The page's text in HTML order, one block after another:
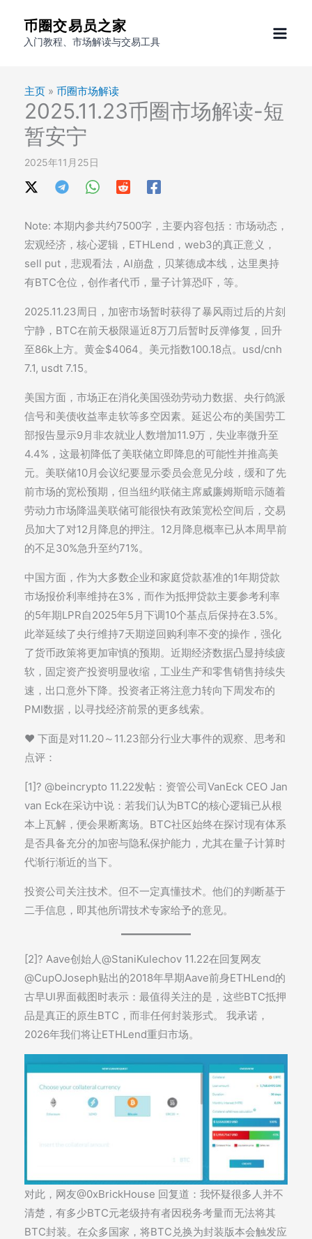
币圈交易员之家
入门教程、市场解读与交易工具
主页 » 币圈市场解读
2025.11.23币圈市场解读-短
暂安宁
2025年11月25日
Note: 本期内参共约7500字，主要内容包括：市场动态，
宏观经济，核心逻辑，ETHLend，web3的真正意义，
sell put，悲观看法，AI崩盘，贝莱德成本线，达里奥持
有BTC仓位，创作者代币，量子计算恐吓，等。
2025.11.23周日，加密市场暂时获得了暴风雨过后的片刻
宁静，BTC在前天极限逼近8万刀后暂时反弹修复，回升
至86k上方。黄金$4064。美元指数100.18点。usd/cnh
7.1, usdt 7.15。
美国方面，市场正在消化美国强劲劳动力数据、央行鸽派
信号和美债收益率走软等多空因素。延迟公布的美国劳工
部报告显示9月非农就业人数增加11.9万，失业率微升至
4.4%，这最初降低了美联储立即降息的可能性并推高美
元。美联储10月会议纪要显示委员会意见分歧，缓和了先
前市场的宽松预期，但当纽约联储主席威廉姆斯暗示随着
劳动力市场降温美联储可能很快有政策宽松空间后，交易
员加大了对12月降息的押注。12月降息概率已从本周早前
的不足30%急升至约71%。
中国方面，作为大多数企业和家庭贷款基准的1年期贷款
市场报价利率维持在3%，而作为抵押贷款主要参考利率
的5年期LPR自2025年5月下调10个基点后保持在3.5%。
此举延续了央行维持7天期逆回购利率不变的操作，强化
了货币政策将更加审慎的预期。近期经济数据凸显持续疲
软，固定资产投资明显收缩，工业生产和零售销售持续失
速，出口意外下降。投资者正将注意力转向下周发布的
PMI数据，以寻找经济前景的更多线索。
♥️ 下面是对11.20～11.23部分行业大事件的观察、思考和
点评：
[1]? @beincrypto 11.22发帖：资管公司VanEck CEO Jan
van Eck在采访中说：若我们认为BTC的核心逻辑已从根
本上瓦解，便会果断离场。BTC社区始终在探讨现有体系
是否具备充分的加密与隐私保护能力，尤其在量子计算时
代渐行渐近的当下。
投资公司关注技术。但不一定真懂技术。他们的判断基于
二手信息，即其他所谓技术专家给予的意见。
[2]? Aave创始人@StaniKulechov 11.22在回复网友
@CupOJoseph贴出的2018年早期Aave前身ETHLend的
古早UI界面截图时表示：最值得关注的是，这些BTC抵押
品是真正的原生BTC，而非任何封装形式。 我承诺，
2026年我们将让ETHLend重归市场。
对此，网友@0xBrickHouse 回复道：我怀疑很多人并不
清楚，有多少BTC元老级持有者因税务考量而无法将其
BTC封装。在众多国家，将BTC兑换为封装版本会触发应